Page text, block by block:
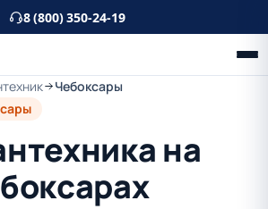
8 (800) 350-24-19
Чебоксары
на